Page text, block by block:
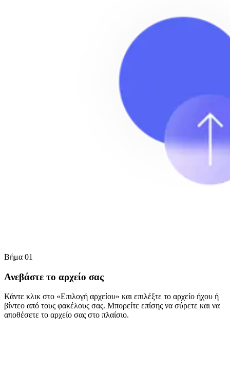
Βήμα 01
Ανεβάστε το αρχείο σας
Κάντε κλικ στο «Επιλογή αρχείου» και επιλέξτε το αρχείο ήχου ή
βίντεο από τους φακέλους σας. Μπορείτε επίσης να σύρετε και να
αποθέσετε το αρχείο σας στο πλαίσιο.